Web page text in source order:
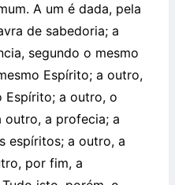
A um é dada, pela
de sabedoria; a
segundo o mesmo
Espírito; a outro,
Espírito; a outro, o
outro, a profecia; a
espíritos; a outro, a
por fim, a